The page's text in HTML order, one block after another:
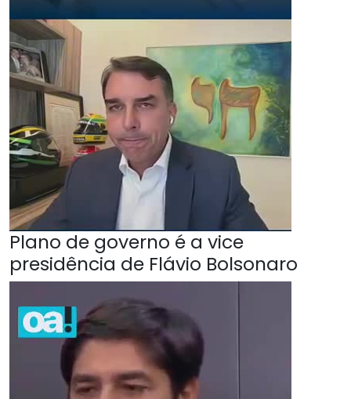
Plano de governo é a vice
presidência de Flávio Bolsonaro